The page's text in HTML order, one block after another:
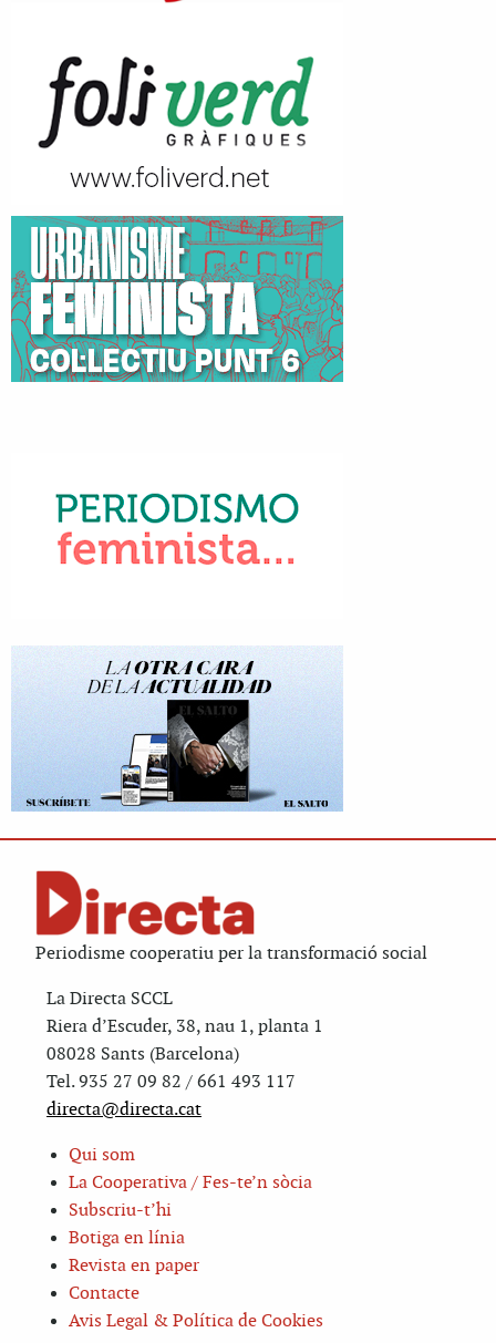
Periodisme cooperatiu per la transformació social
La Directa SCCL
Riera d’Escuder, 38, nau 1, planta 1
08028 Sants (Barcelona)
Tel. 935 27 09 82 / 661 493 117
directa@directa.cat
Qui som
La Cooperativa / Fes-te’n sòcia
Subscriu-t’hi
Botiga en línia
Revista en paper
Contacte
Avis Legal & Política de Cookies